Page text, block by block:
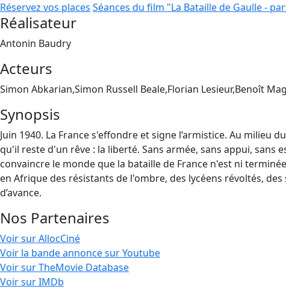
Réservez vos places Séances du film "La Bataille de Gaulle -
Réalisateur
Antonin Baudry
Acteurs
Simon Abkarian,Simon Russell Beale,Florian Lesieur,Benoît
Synopsis
Juin 1940. La France s'effondre et signe l’armistice. Au
qu'il reste d'un rêve : la liberté. Sans armée, sans appui, sans
convaincre le monde que la bataille de France n'est ni
en Afrique des résistants de l'ombre, des lycéens révoltés,
d’avance.
Nos Partenaires
Voir sur AllocCiné
Voir la bande annonce sur Youtube
Voir sur TheMovie Database
Voir sur IMDb